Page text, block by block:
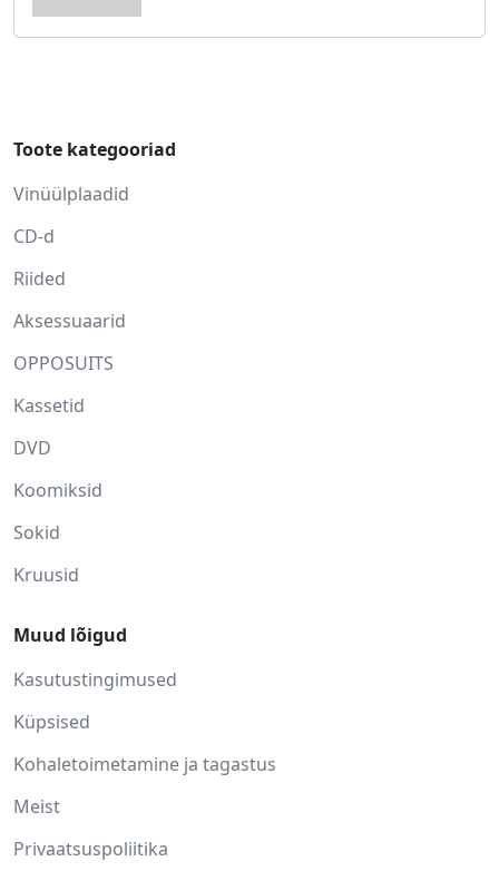
Toote kategooriad
Vinüülplaadid
CD-d
Riided
Aksessuaarid
OPPOSUITS
Kassetid
DVD
Koomiksid
Sokid
Kruusid
Muud lõigud
Kasutustingimused
Küpsised
Kohaletoimetamine ja tagastus
Meist
Privaatsuspoliitika